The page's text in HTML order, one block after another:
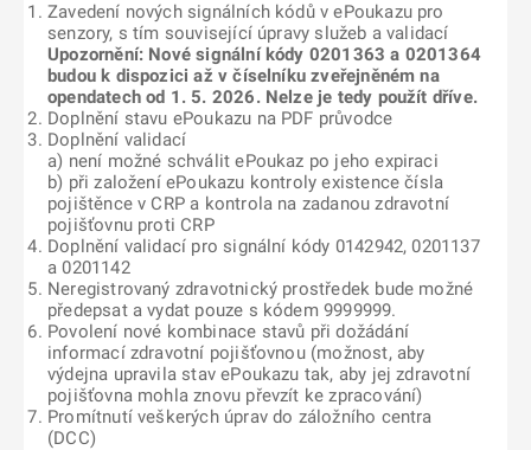
Zavedení nových signálních kódů v ePoukazu pro
senzory, s tím související úpravy služeb a validací
Upozornění: Nové signální kódy 0201363 a 0201364
budou k dispozici až v číselníku zveřejněném na
opendatech od 1. 5. 2026. Nelze je tedy použít dříve.
Doplnění stavu ePoukazu na PDF průvodce
Doplnění validací
a) není možné schválit ePoukaz po jeho expiraci
b) při založení ePoukazu kontroly existence čísla
pojištěnce v CRP a kontrola na zadanou zdravotní
pojišťovnu proti CRP
Doplnění validací pro signální kódy 0142942, 0201137
a 0201142
Neregistrovaný zdravotnický prostředek bude možné
předepsat a vydat pouze s kódem 9999999.
Povolení nové kombinace stavů při dožádání
informací zdravotní pojišťovnou (možnost, aby
výdejna upravila stav ePoukazu tak, aby jej zdravotní
pojišťovna mohla znovu převzít ke zpracování)
Promítnutí veškerých úprav do záložního centra
(DCC)